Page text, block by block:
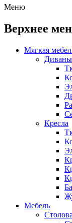
Меню
Верхнее
Мягкая
Диваны
Кресла
Мебель